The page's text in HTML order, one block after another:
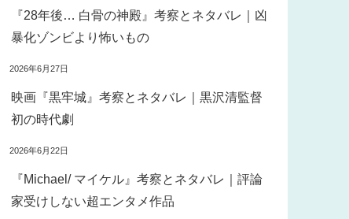
『28年後… 白骨の神殿』考察とネタバレ｜凶
暴化ゾンビより怖いもの
2026年6月27日
映画『黒牢城』考察とネタバレ｜黒沢清監督
初の時代劇
2026年6月22日
『Michael/ マイケル』考察とネタバレ｜評論
家受けしない超エンタメ作品